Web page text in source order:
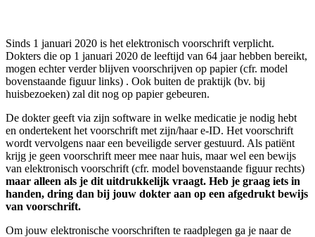
Sinds 1 januari 2020 is het elektronisch voorschrift verplicht.
Dokters die op 1 januari 2020 de leeftijd van 64 jaar hebben bereikt,
mogen echter verder blijven voorschrijven op papier (cfr. model
bovenstaande figuur links) . Ook buiten de praktijk (bv. bij
huisbezoeken) zal dit nog op papier gebeuren.
De dokter geeft via zijn software in welke medicatie je nodig hebt
en ondertekent het voorschrift met zijn/haar e-ID. Het voorschrift
wordt vervolgens naar een beveiligde server gestuurd. Als patiënt
krijg je geen voorschrift meer mee naar huis, maar wel een bewijs
van elektronisch voorschrift (cfr. model bovenstaande figuur rechts)
maar alleen als je dit uitdrukkelijk vraagt. Heb je graag iets in
handen, dring dan bij jouw dokter aan op een afgedrukt bewijs
van voorschrift.
Om jouw elektronische voorschriften te raadplegen ga je naar de